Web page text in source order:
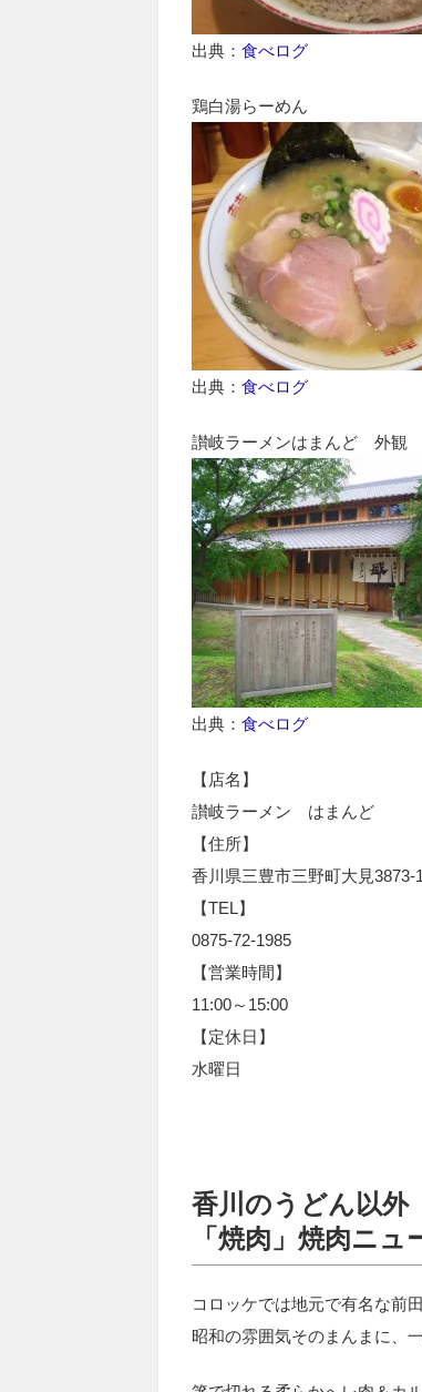
出典： 食べログ
鶏白湯らーめん
出典： 食べログ
讃岐ラーメンはまんど 外観
出典： 食べログ
【店名】
讃岐ラーメン はまんど
【住所】
香川県三豊市三野町大見3873-1
【TEL】
0875-72-1985
【営業時間】
11:00～15:00
【定休日】
水曜日
香川のうどん以外
「焼肉」焼肉ニュ
コロッケでは地元で有名な前
昭和の雰囲気そのまんまに、